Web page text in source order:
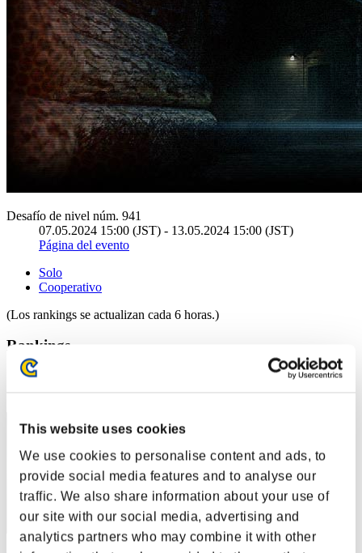
This website uses cookies
We use cookies to personalise content and ads, to
provide social media features and to analyse our
traffic. We also share information about your use of
our site with our social media, advertising and
analytics partners who may combine it with other
Desafío de nivel núm. 941
07.05.2024 15:00 (JST) - 13.05.2024 15:00 (JST)
Página del evento
Solo
Cooperativo
(Los rankings se actualizan cada 6 horas.)
Rankings
Posición
41